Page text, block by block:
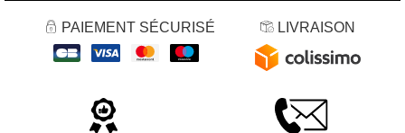
PAIEMENT SÉCURISÉ LIVRAISON